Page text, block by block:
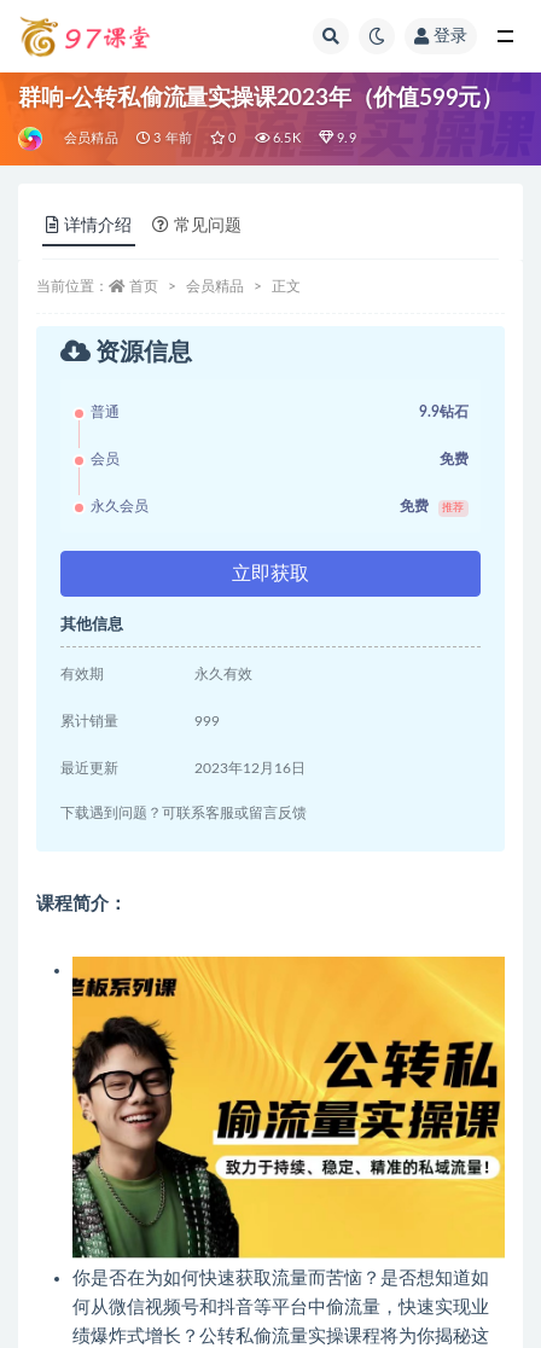
登录
群响-公转私偷流量实操课2023年（价值599元）
会员精品 3 年前 0 6.5K 9.9
详情介绍 常见问题
当前位置： 首页 会员精品 正文
资源信息
普通 9.9钻石
会员 免费
永久会员 免费 推荐
立即获取
其他信息
有效期 永久有效
累计销量 999
最近更新 2023年12月16日
下载遇到问题？可联系客服或留言反馈
课程简介：
你是否在为如何快速获取流量而苦恼？是否想知道如
何从微信视频号和抖音等平台中偷流量，快速实现业
绩爆炸式增长？公转私偷流量实操课程将为你揭秘这